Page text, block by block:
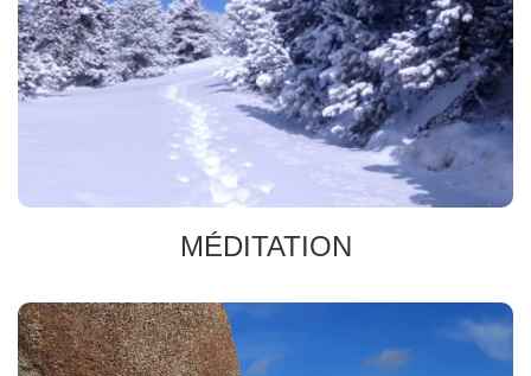
Marche consciente
Instant présent
Inspiration
MÉDITATION